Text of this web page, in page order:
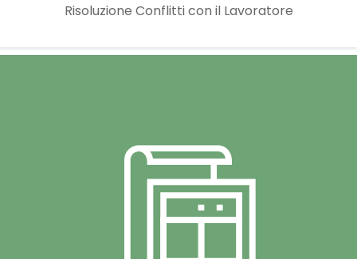
Risoluzione Conflitti con il Lavoratore